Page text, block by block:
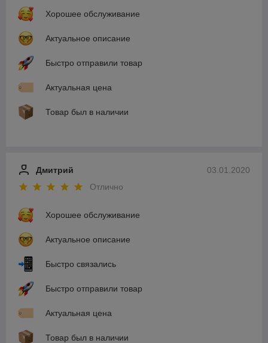
Хорошее обслуживание
Актуальное описание
Быстро отправили товар
Актуальная цена
Товар был в наличии
03.01.2020
Дмитрий
Отлично
Хорошее обслуживание
Актуальное описание
Быстро связались
Быстро отправили товар
Актуальная цена
Товар был в наличии